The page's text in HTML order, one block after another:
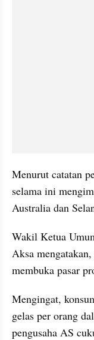
Menurut catatan
selama ini
Australia dan
Wakil Ketua
Aksa
membuka pasar
Mengingat,
gelas per orang
pengusaha AS